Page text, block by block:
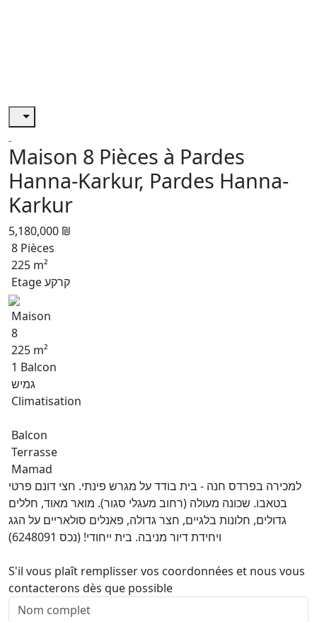
Maison 8 Pièces à Pardes
Hanna-Karkur, Pardes Hanna-
Karkur
5,180,000 ₪
8 Pièces
225 m²
Etage קרקע
Maison
8
225 m²
1 Balcon
גמיש
Climatisation
Balcon
Terrasse
Mamad
למכירה בפרדס חנה - בית בודד על מגרש פינתי. חצי דונם פרטי
בטאבו. שכונה מעולה (רחוב מעגלי סגור). מואר מאוד, חללים
גדולים, חלונות בלגיים, חצר גדולה, פאנלים סולאריים על הגג
ויחידת דיור מניבה. בית ייחודי! (נכס 6248091)
S'il vous plaît remplisser vos coordonnées et nous vous
contacterons dès que possible